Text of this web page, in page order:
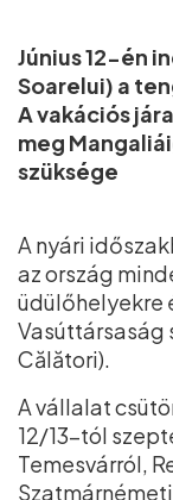
Június 12-én
Soarelui) a
A vakációs
meg
szüksége
A nyári
az ország
üdülőhelyekre
Vasúttársaság
Călători).
A vállalat
12/13-tól
Temesvárról,